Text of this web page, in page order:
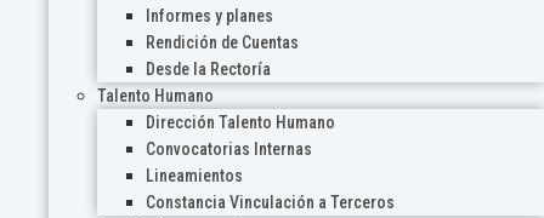
Informes y planes
Rendición de Cuentas
Desde la Rectoría
Talento Humano
Dirección Talento Humano
Convocatorias Internas
Lineamientos
Constancia Vinculación a Terceros